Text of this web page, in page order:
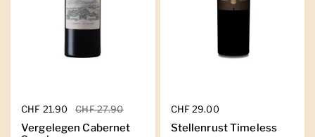
Regulärer Preis
CHF 21.90 Sale-Preis
CHF 27.90
Vergelegen Cabernet
Regulärer Preis
CHF 29.00
Stellenrust Timeless